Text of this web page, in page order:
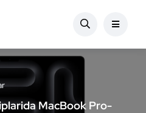
MacBook Pro-